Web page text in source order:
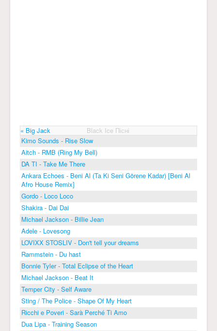
« Big Jack
Black Ice Пісні
Kimo Sounds - Rise Slow
Aitch - RMB (Ring My Bell)
DA TI - Take Me There
Ankara Echoes - Beni Al (Ta Ki Seni Görene Kadar) [Beni Al
Afro House Remix]
Gordo - Loco Loco
Shakira - Dai Dai
Michael Jackson - Billie Jean
Adele - Lovesong
LOVIXX STOSLIV - Don't tell your dreams
Rammstein - Du hast
Bonnie Tyler - Total Eclipse of the Heart
Michael Jackson - Beat It
Temper City - Self Aware
Sting / The Police - Shape Of My Heart
Ricchi e Poveri - Sarà Perché Ti Amo
Dua Lipa - Training Season